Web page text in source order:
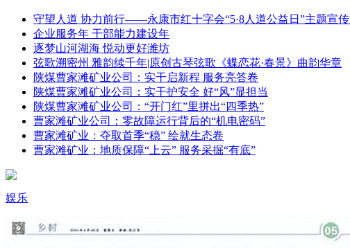
守望人道 协力前行——永康市红十字会“5·8人道公益日”主题宣
企业服务年 干部能力建设年
逐梦山河湖海 悦动更好潍坊
弦歌溯密州 雅韵续千年|原创古琴弦歌《蝶恋花·春景》曲韵华章
陕煤曹家滩矿业公司：实干启新程 服务亮答卷
陕煤曹家滩矿业公司：实干护安全 好“风”显担当
陕煤曹家滩矿业公司：“开门红”里拼出“四季热”
曹家滩矿业公司：零故障运行背后的“机电密码”
曹家滩矿业：夺取首季“稳” 绘就生态卷
曹家滩矿业：地质保障“上云” 服务采掘“有底”
娱乐